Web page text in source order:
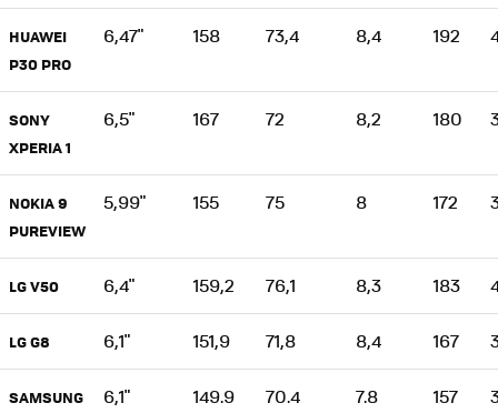
HUAWEI
P30 PRO
6,47" 158 73,4 8,4 192
SONY
XPERIA 1
6,5" 167 72 8,2 180
NOKIA 9
PUREVIEW
5,99" 155 75 8 172
LG V50 6,4" 159,2 76,1 8,3 183
LG G8 6,1" 151,9 71,8 8,4 167
SAMSUNG
6,1" 149.9 70.4 7.8 157